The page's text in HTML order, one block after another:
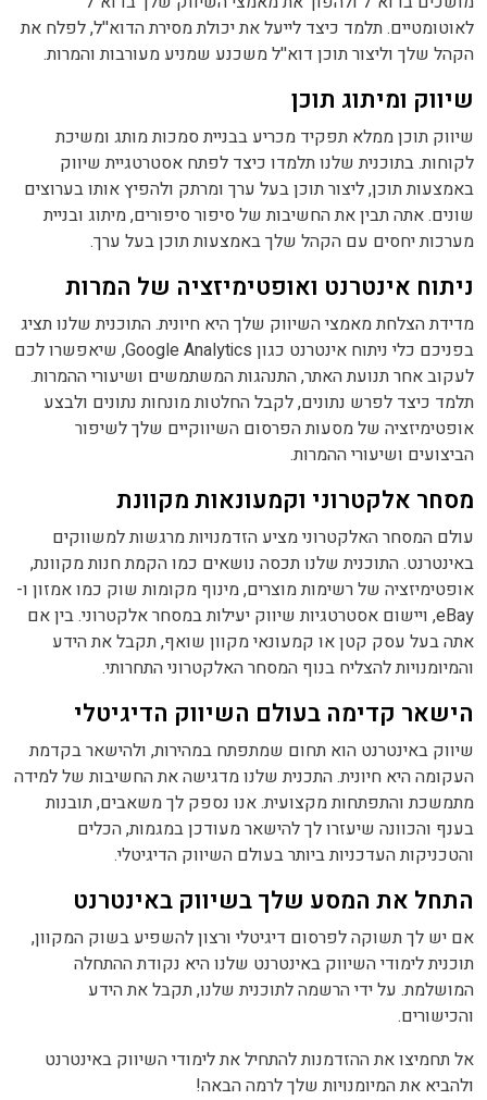
לאוטומטיים. תלמד כיצד לייעל את יכולת מסירת הדוא''ל, לפלח את
הקהל שלך וליצור תוכן דוא''ל משכנע שמניע מעורבות והמרות.
שיווק ומיתוג תוכן
שיווק תוכן ממלא תפקיד מכריע בבניית סמכות מותג ומשיכת
לקוחות. בתוכנית שלנו תלמדו כיצד לפתח אסטרטגיית שיווק
באמצעות תוכן, ליצור תוכן בעל ערך ומרתק ולהפיץ אותו בערוצים
שונים. אתה תבין את החשיבות של סיפור סיפורים, מיתוג ובניית
מערכות יחסים עם הקהל שלך באמצעות תוכן בעל ערך.
ניתוח אינטרנט ואופטימיזציה של המרות
מדידת הצלחת מאמצי השיווק שלך היא חיונית. התוכנית שלנו תציג
בפניכם כלי ניתוח אינטרנט כגון Google Analytics, שיאפשרו לכם
לעקוב אחר תנועת האתר, התנהגות המשתמשים ושיעורי ההמרות.
תלמד כיצד לפרש נתונים, לקבל החלטות מונחות נתונים ולבצע
אופטימיזציה של מסעות הפרסום השיווקיים שלך לשיפור
הביצועים ושיעורי ההמרות.
מסחר אלקטרוני וקמעונאות מקוונת
עולם המסחר האלקטרוני מציע הזדמנויות מרגשות למשווקים
באינטרנט. התוכנית שלנו תכסה נושאים כמו הקמת חנות מקוונת,
אופטימיזציה של רשימות מוצרים, מינוף מקומות שוק כמו אמזון ו-
eBay, ויישום אסטרטגיות שיווק יעילות במסחר אלקטרוני. בין אם
אתה בעל עסק קטן או קמעונאי מקוון שואף, תקבל את הידע
והמיומנויות להצליח בנוף המסחר האלקטרוני התחרותי.
הישאר קדימה בעולם השיווק הדיגיטלי
שיווק באינטרנט הוא תחום שמתפתח במהירות, ולהישאר בקדמת
העקומה היא חיונית. התכנית שלנו מדגישה את החשיבות של למידה
מתמשכת והתפתחות מקצועית. אנו נספק לך משאבים, תובנות
בענף והכוונה שיעזרו לך להישאר מעודכן במגמות, הכלים
והטכניקות העדכניות ביותר בעולם השיווק הדיגיטלי.
התחל את המסע שלך בשיווק באינטרנט
אם יש לך תשוקה לפרסום דיגיטלי ורצון להשפיע בשוק המקוון,
תוכנית לימודי השיווק באינטרנט שלנו היא נקודת ההתחלה
המושלמת. על ידי הרשמה לתוכנית שלנו, תקבל את הידע
והכישורים.
אל תחמיצו את ההזדמנות להתחיל את לימודי השיווק באינטרנט
ולהביא את המיומנויות שלך לרמה הבאה!